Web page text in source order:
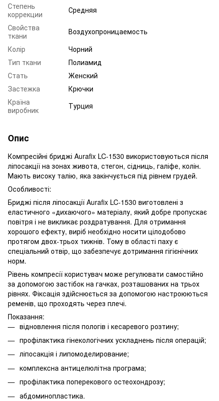
Степень
коррекции
Средняя
Свойства
ткани
Воздухопроницаемость
Колір
Чорний
Тип ткани
Полиамид
Стать
Женский
Застежка
Крючки
Країна
виробник
Турция
Опис
Компресійні бриджі Aurafix LC-1530 використовуються після
ліпосакції на зонах живота, стегон, сідниць, галіфе, колін.
Мають високу талію, яка закінчується під рівнем грудей.
Особливості:
Бриджі після ліпосакції Aurafix LC-1530 виготовлені з
еластичного «дихаючого» матеріалу, який добре пропускає
повітря і не викликає роздратування. Для отримання
хорошого ефекту, виріб необхідно носити цілодобово
протягом двох-трьох тижнів. Тому в області паху є
спеціальний отвір, що забезпечує дотримання гігієнічних
норм.
Рівень компресії користувач може регулювати самостійно
за допомогою застібок на гачках, розташованих на трьох
рівнях. Фіксація здійснюється за допомогою настроюються
ременів, що проходять через плечі.
Показання:
відновлення після пологів і кесаревого розтину;
профілактика гінекологічних ускладнень після операцій;
ліпосакція і липомоделирование;
комплексна антицелюлітна програма;
профілактика поперекового остеохондрозу;
абдоминопластика.